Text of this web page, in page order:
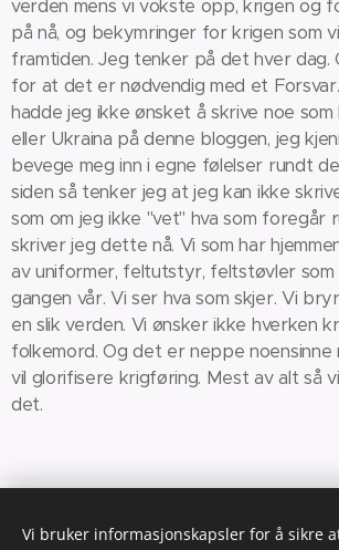
verden mens vi vokste opp, krigen og
på nå, og bekymringer for krigen som
framtiden. Jeg tenker på det hver dag.
for at det er nødvendig med et
hadde jeg ikke ønsket å skrive noe som
eller Ukraina på denne bloggen, jeg
bevege meg inn i egne følelser rundt
siden så tenker jeg at jeg kan ikke
som om jeg ikke "vet" hva som foregår
skriver jeg dette nå. Vi som har
av uniformer, feltutstyr, feltstøvler som
gangen vår. Vi ser hva som skjer. Vi
en slik verden. Vi ønsker ikke hverken
folkemord. Og det er neppe noensinne
vil glorifisere krigføring. Mest av alt så
det.
Vi bruker informasjonskapsler for å sikre